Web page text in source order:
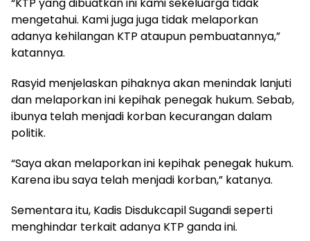
mengetahui. Kami juga juga tidak melaporkan
adanya kehilangan KTP ataupun pembuatannya,”
katannya.
Rasyid menjelaskan pihaknya akan menindak lanjuti
dan melaporkan ini kepihak penegak hukum. Sebab,
ibunya telah menjadi korban kecurangan dalam
politik.
“Saya akan melaporkan ini kepihak penegak hukum.
Karena ibu saya telah menjadi korban,” katanya.
Sementara itu, Kadis Disdukcapil Sugandi seperti
menghindar terkait adanya KTP ganda ini.